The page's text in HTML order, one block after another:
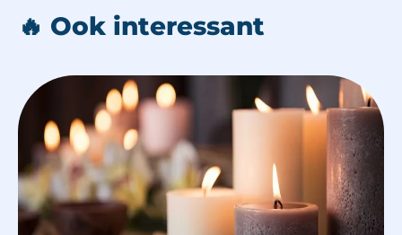
🔥 Ook interessant